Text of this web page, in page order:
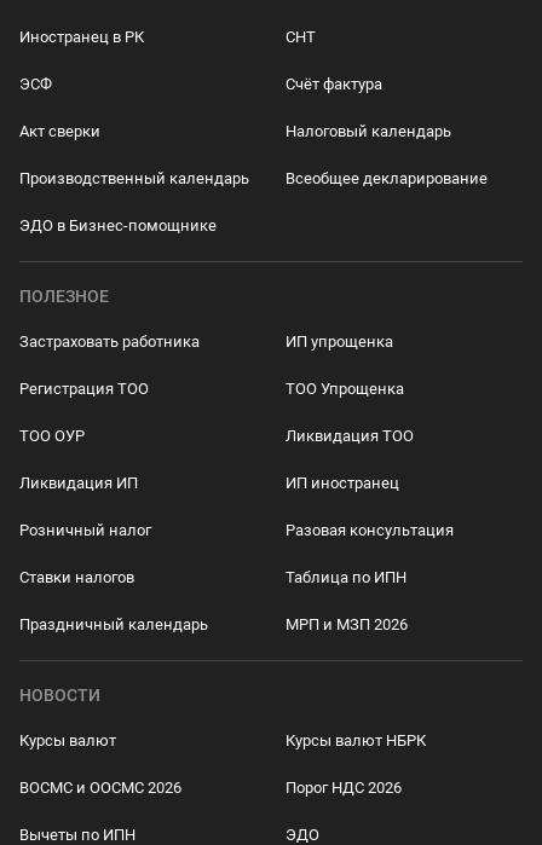
Иностранец в РК СНТ
ЭСФ Счёт фактура
Акт сверки Налоговый календарь
Производственный календарь Всеобщее декларирование
ЭДО в Бизнес-помощнике
ПОЛЕЗНОЕ
Застраховать работника ИП упрощенка
Регистрация ТОО ТОО Упрощенка
ТОО ОУР Ликвидация ТОО
Ликвидация ИП ИП иностранец
Розничный налог Разовая консультация
Ставки налогов Таблица по ИПН
Праздничный календарь МРП и МЗП 2026
НОВОСТИ
Курсы валют Курсы валют НБРК
ВОСМС и ООСМС 2026 Порог НДС 2026
Вычеты по ИПН ЭДО